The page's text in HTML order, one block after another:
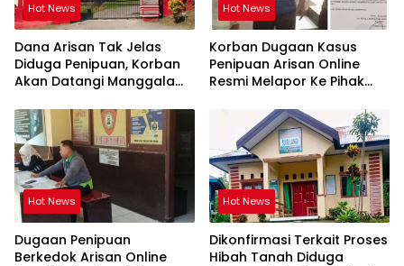
Hot News
Dana Arisan Tak Jelas
Diduga Penipuan, Korban
Akan Datangi Manggala
Kepala Balai Kehutanan
Bulurokeng Turun Tangan
Hot News
Korban Dugaan Kasus
Penipuan Arisan Online
Resmi Melapor Ke Pihak
Hot News
Dugaan Penipuan
Berkedok Arisan Online
Hot News
Dikonfirmasi Terkait Proses
Hibah Tanah Diduga